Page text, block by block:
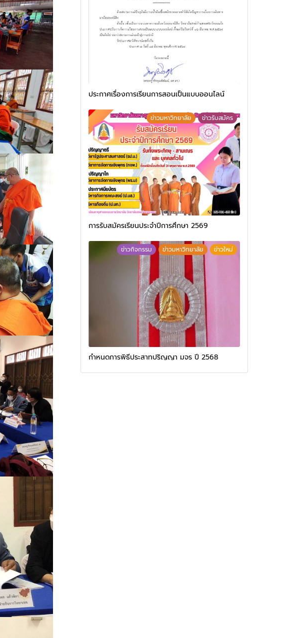
ประกาศเรื่องการเรียนการสอนเป็นแบบออนไลน์
ข่าวมหาวิทยาลัย ข่าวรับสมัคร
การรับสมัครเรียนประจำปีการศึกษา 2569
ข่าวกิจกรรม ข่าวมหาวิทยาลัย ข่าวใหม่
กำหนดการพิธีประสาทปริญญา มจร ปี 2568